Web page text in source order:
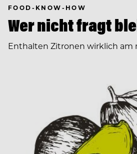
FOOD-KNOW-HOW
Wer nicht fragt
Enthalten Zitronen wirklich am